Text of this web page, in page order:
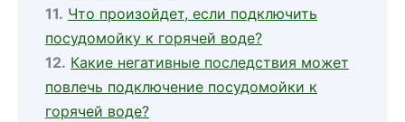
Что произойдет, если подключить
посудомойку к горячей воде?
Какие негативные последствия может
повлечь подключение посудомойки к
горячей воде?